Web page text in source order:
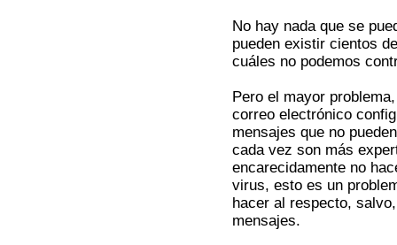
No hay nada que se
pueden existir cientos
cuáles no podemos
Pero el mayor
correo electrónico
mensajes que no
cada vez son más
encarecidamente no
virus, esto es un
hacer al respecto,
mensajes.